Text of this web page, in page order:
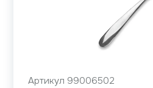
Артикул 99006502